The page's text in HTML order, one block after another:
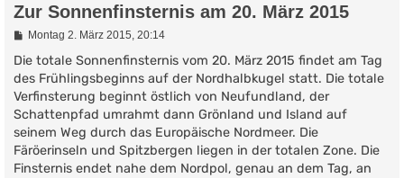
Zur Sonnenfinsternis am 20. März 2015
B
i
r
a
g
Montag 2. März 2015, 20:14
Die totale Sonnenfinsternis vom 20. März 2015 findet am Tag
des Frühlingsbeginns auf der Nordhalbkugel statt. Die totale
Verfinsterung beginnt östlich von Neufundland, der
Schattenpfad umrahmt dann Grönland und Island auf
seinem Weg durch das Europäische Nordmeer. Die
Färöerinseln und Spitzbergen liegen in der totalen Zone. Die
Finsternis endet nahe dem Nordpol, genau an dem Tag, an